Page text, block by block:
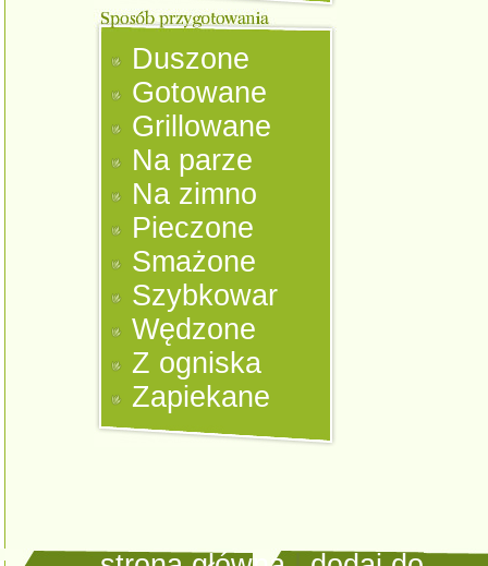
Duszone
Gotowane
Grillowane
Na parze
Na zimno
Pieczone
Smażone
Szybkowar
Wędzone
Z ogniska
Zapiekane